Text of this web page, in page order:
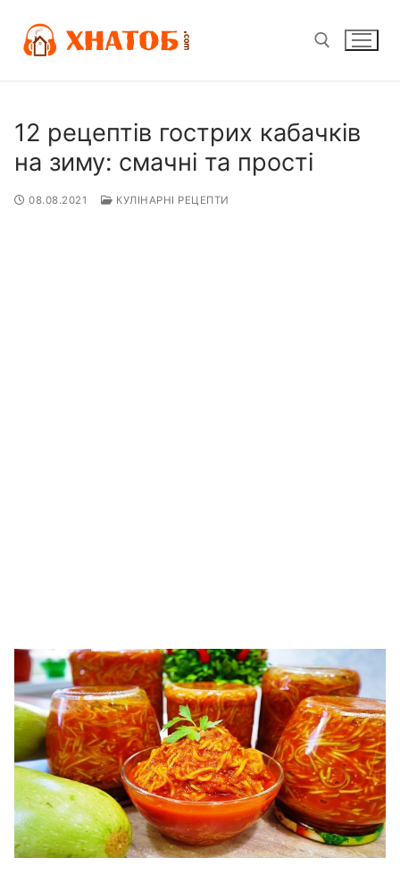
вмісту
12 рецептів гострих кабачків
на зиму: смачні та прості
08.08.2021 КУЛІНАРНІ РЕЦЕПТИ